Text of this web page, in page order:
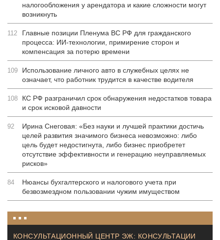
налогообложения у арендатора и какие сложности могут
возникнуть
112
Главные позиции Пленума ВС РФ для гражданского
процесса: ИИ-технологии, примирение сторон и
компенсация за потерю времени
109
Использование личного авто в служебных целях не
означает, что работник трудится в качестве водителя
108
КС РФ разграничил срок обнаружения недостатков товара
и срок исковой давности
92
Ирина Снеговая: «Без науки и лучшей практики достичь
целей развития значимого бизнеса невозможно: либо
цель будет недостигнута, либо бизнес приобретет
отсутствие эффективности и генерацию неуправляемых
рисков»
84
Нюансы бухгалтерского и налогового учета при
безвозмездном пользовании чужим имуществом
КОНСУЛЬТАЦИОННЫЙ ЦЕНТР ЭЖ: КОНСУЛЬТАЦИИ